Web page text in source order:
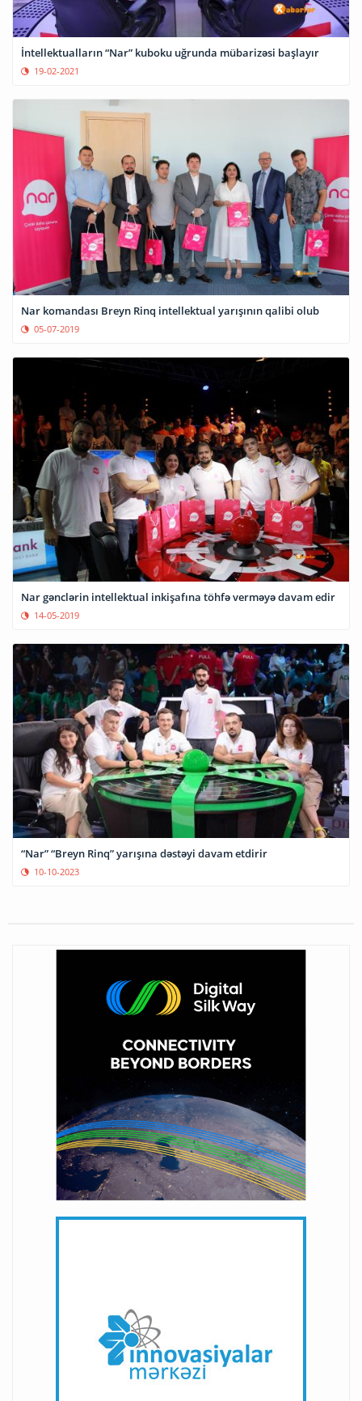
İntellektualların “Nar” kuboku uğrunda mübarizəsi başlayır
19-02-2021
Nar komandası Breyn Rinq intellektual yarışının qalibi olub
05-07-2019
Nar gənclərin intellektual inkişafına töhfə verməyə davam edir
14-05-2019
“Nar” “Breyn Rinq” yarışına dəstəyi davam etdirir
10-10-2023